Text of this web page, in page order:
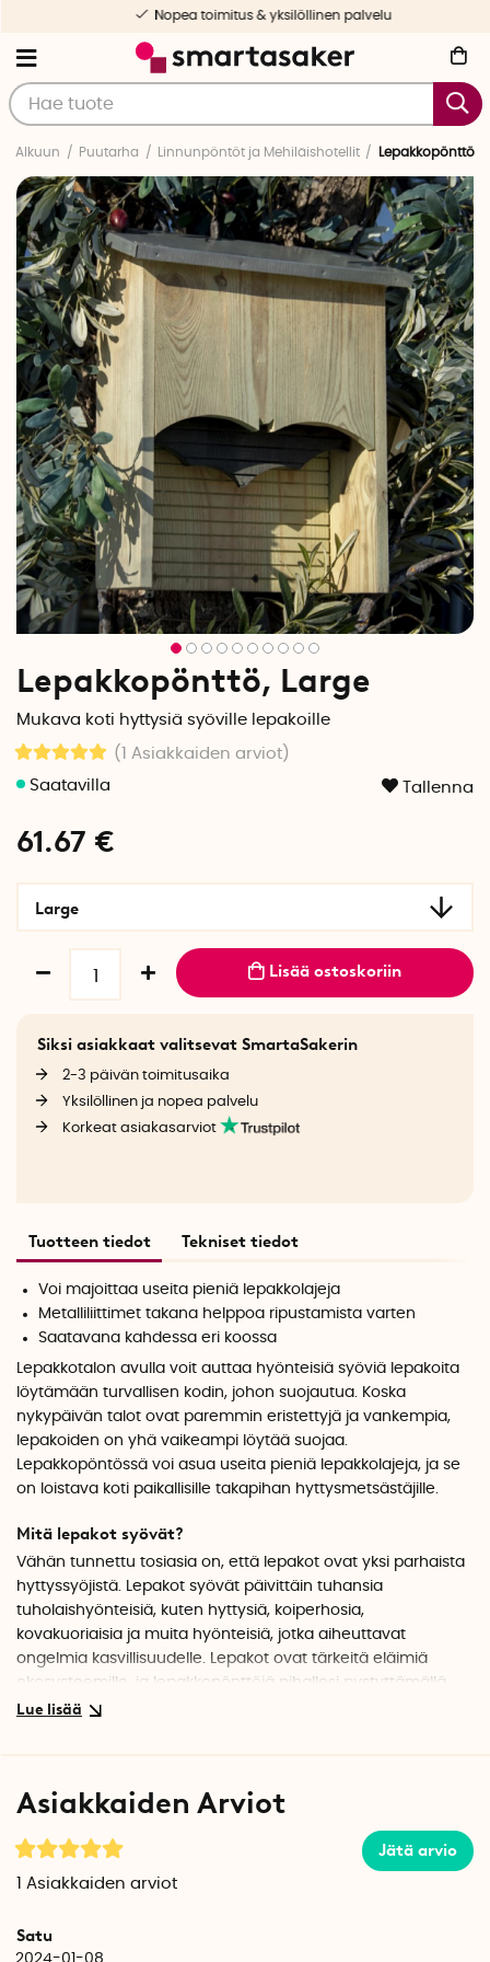
Nopea toimitus & yksilöllinen palvelu
Alkuun Puutarha Linnunpöntöt ja Mehiläishotellit Lepakkopönttö
Lepakkopönttö, Large
Mukava koti hyttysiä syöville lepakoille
(1 Asiakkaiden arviot )
Tallenna
61.67 €
Large
Lisää ostoskoriin
Siksi asiakkaat valitsevat SmartaSakerin
2-3 päivän toimitusaika
Yksilöllinen ja nopea palvelu
Korkeat asiakasarviot
Tuotteen tiedot Tekniset tiedot
Voi majoittaa useita pieniä lepakkolajeja
Metalliliittimet takana helppoa ripustamista varten
Saatavana kahdessa eri koossa
Lepakkotalon avulla voit auttaa hyönteisiä syöviä lepakoita
löytämään turvallisen kodin, johon suojautua. Koska
nykypäivän talot ovat paremmin eristettyjä ja vankempia,
lepakoiden on yhä vaikeampi löytää suojaa.
Lepakkopöntössä voi asua useita pieniä lepakkolajeja, ja se
on loistava koti paikallisille takapihan hyttysmetsästäjille.
Mitä lepakot syövät?
Vähän tunnettu tosiasia on, että lepakot ovat yksi parhaista
hyttyssyöjistä. Lepakot syövät päivittäin tuhansia
tuholaishyönteisiä, kuten hyttysiä, koiperhosia,
kovakuoriaisia ja muita hyönteisiä, jotka aiheuttavat
ongelmia kasvillisuudelle. Lepakot ovat tärkeitä eläimiä
ekosysteemille, ja lepakkopönttöjä pihallesi pystyttämällä
voit myös rohkaista lepakoita karkottamaan ärsyttäviä
Lepakkopönttö on saatavana kahdessa eri koossa.
Molemmissa lepakkopöntöissä on kaksinkertaiset
makuukammiot ja seinissä on aukkoja, joista lepakot voivat
roikkua. Lepakkopöntöissä on myös metalliset kiinnikkeet
Hyvä vinkki on pystyttää kaksi lepakkopönttöä vierekkäin.
Asiakkaiden Arviot
Jätä arvio
Asiakkaiden arviot
Satu
2024-01-08